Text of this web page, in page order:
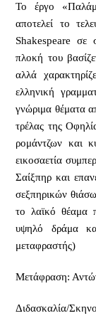
Το έργο
αποτελεί το
Shakespeare
πλοκή του
αλλά
ελληνική
γνώριμα θέματα
τρέλας της
ρομάντζων και
εικοσαετία
Σαίξπηρ και
σεξπηρικών
το λαϊκό θέαμα
υψηλό δράμα
μεταφραστής)
Μετάφραση:
Διδασκαλία/